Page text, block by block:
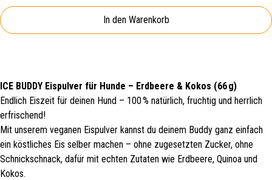
In den Warenkorb
ICE BUDDY Eispulver für Hunde – Erdbeere & Kokos (66 g)
Endlich Eiszeit für deinen Hund – 100 % natürlich, fruchtig und herrlich
erfrischend!
Mit unserem veganen Eispulver kannst du deinem Buddy ganz einfach
ein köstliches Eis selber machen – ohne zugesetzten Zucker, ohne
Schnickschnack, dafür mit echten Zutaten wie Erdbeere, Quinoa und
Kokos.